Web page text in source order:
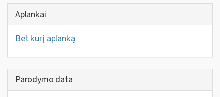
Aplankai
Bet kurį aplanką
Parodymo data